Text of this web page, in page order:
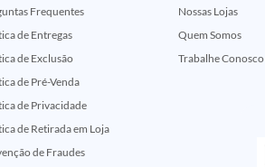
Frequentes
de Entregas
de Exclusão
de Pré-Venda
de Privacidade
de Retirada em Loja
de Fraudes
Nossas Lojas
Quem Somos
Trabalhe Conosco